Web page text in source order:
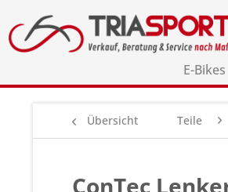
E-Bikes
Übersicht Teile
ConTec